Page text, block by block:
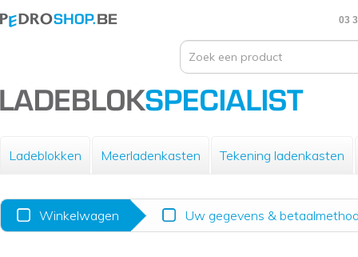
03
Ladeblokken Meerladenkasten Tekening ladenkasten
Winkelwagen Uw gegevens &